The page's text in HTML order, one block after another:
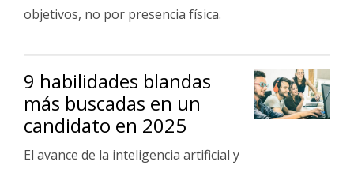
objetivos, no por presencia física.
9 habilidades blandas
más buscadas en un
candidato en 2025
El avance de la inteligencia artificial y